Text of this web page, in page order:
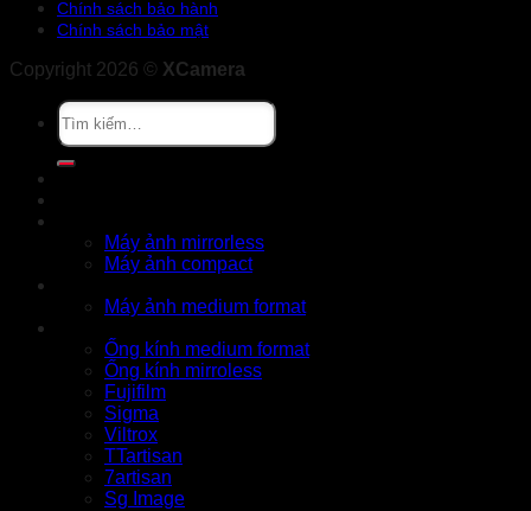
Chính sách bảo hành
Chính sách bảo mật
Copyright 2026 © XCamera
Tìm
kiếm:
Máy ảnh mirrorless
Máy ảnh compact
Máy ảnh medium format
Ống kính medium format
Ống kính mirroless
Fujifilm
Sigma
Viltrox
TTartisan
7artisan
Sg Image